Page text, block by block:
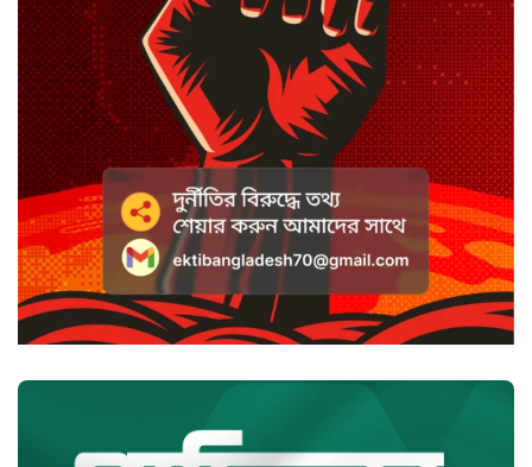
সাদা না বাদামি চিনি, কোনটি ভালো?
হাসানের ৪ উইকেটের দিনে ধুঁকছে
বাংলাদেশ